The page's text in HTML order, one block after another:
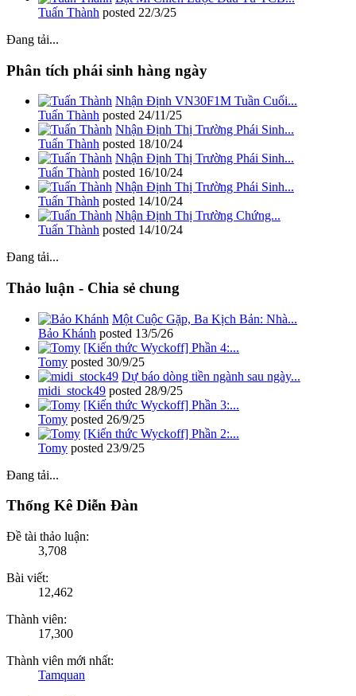
Tuấn Thành posted 22/3/25
Đang tải...
Phân tích phái sinh hàng ngày
Nhận Định VN30F1M Tuần Cuối...
Tuấn Thành posted 24/11/25
Nhận Định Thị Trường Phái Sinh...
Tuấn Thành posted 18/10/24
Nhận Định Thị Trường Phái Sinh...
Tuấn Thành posted 16/10/24
Nhận Định Thị Trường Phái Sinh...
Tuấn Thành posted 14/10/24
Nhận Định Thị Trường Chứng...
Tuấn Thành posted 14/10/24
Đang tải...
Thảo luận - Chia sẻ chung
Một Cuộc Gặp, Ba Kịch Bản: Nhà...
Bảo Khánh posted 13/5/26
[Kiến thức Wyckoff] Phần 4:...
Tomy posted 30/9/25
Dự báo dòng tiền ngành sau ngày...
midi_stock49 posted 28/9/25
[Kiến thức Wyckoff] Phần 3:...
Tomy posted 26/9/25
[Kiến thức Wyckoff] Phần 2:...
Tomy posted 23/9/25
Đang tải...
Thống Kê Diễn Đàn
Đề tài thảo luận:
3,708
Bài viết:
12,462
Thành viên:
17,300
Thành viên mới nhất:
Tamquan